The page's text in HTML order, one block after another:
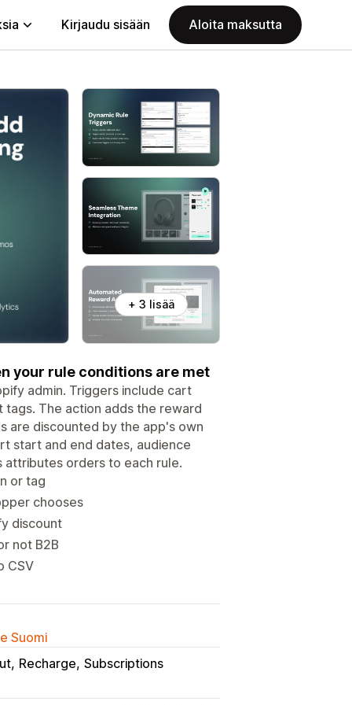
Kirjaudu sisään Aloita maksutta
+ 3 lisää
your rule conditions are met
admin. Triggers include cart
The action adds the reward
are discounted by the app's own
start and end dates, audience
orders to each rule.
or tag
chooses
discount
not B2B
CSV
Suomi
Recharge Subscriptions